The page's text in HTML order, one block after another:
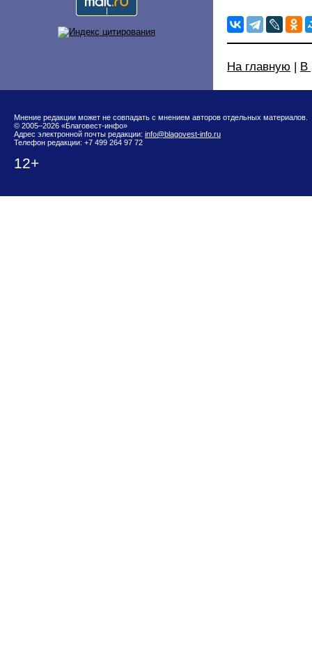
На главную | В
Мнение редакции может не совпадать с мнением авторов отдельных материалов.
© 2005–2026 «Благовест-инфо»
Адрес электронной почты редакции: info@blagovest-info.ru
Телефон редакции: +7 499 264 97 72
12+